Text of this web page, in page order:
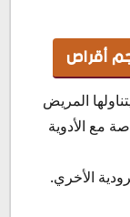
المريض
أقراص خاصة مع الأدوية
الأخري.